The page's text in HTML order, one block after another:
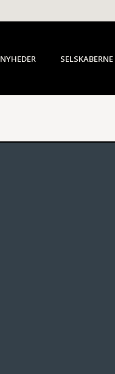
NYHEDER SELSKABERNE